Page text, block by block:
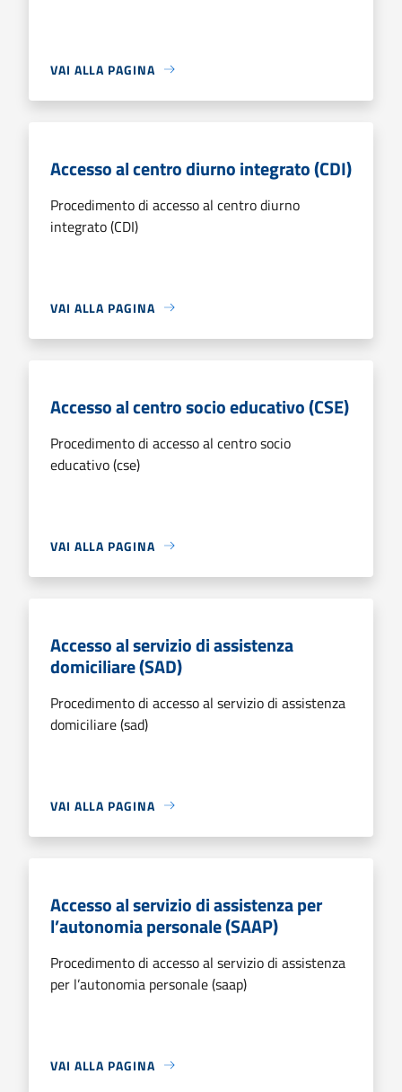
VAI ALLA PAGINA
Accesso al centro diurno integrato (CDI)
Procedimento di accesso al centro diurno
integrato (CDI)
VAI ALLA PAGINA
Accesso al centro socio educativo (CSE)
Procedimento di accesso al centro socio
educativo (cse)
VAI ALLA PAGINA
Accesso al servizio di assistenza
domiciliare (SAD)
Procedimento di accesso al servizio di assistenza
domiciliare (sad)
VAI ALLA PAGINA
Accesso al servizio di assistenza per
l’autonomia personale (SAAP)
Procedimento di accesso al servizio di assistenza
per l’autonomia personale (saap)
VAI ALLA PAGINA